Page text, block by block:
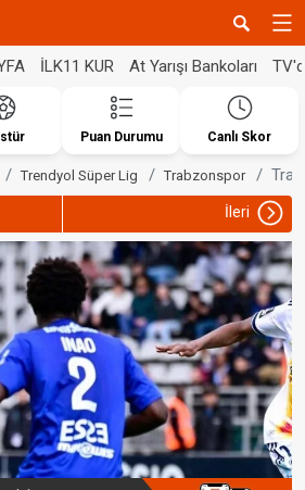
İLK11 KUR At Yarışı Bankoları
Puan Durumu Canlı Skor
Trendyol Süper Lig Trabzonspor
İleri